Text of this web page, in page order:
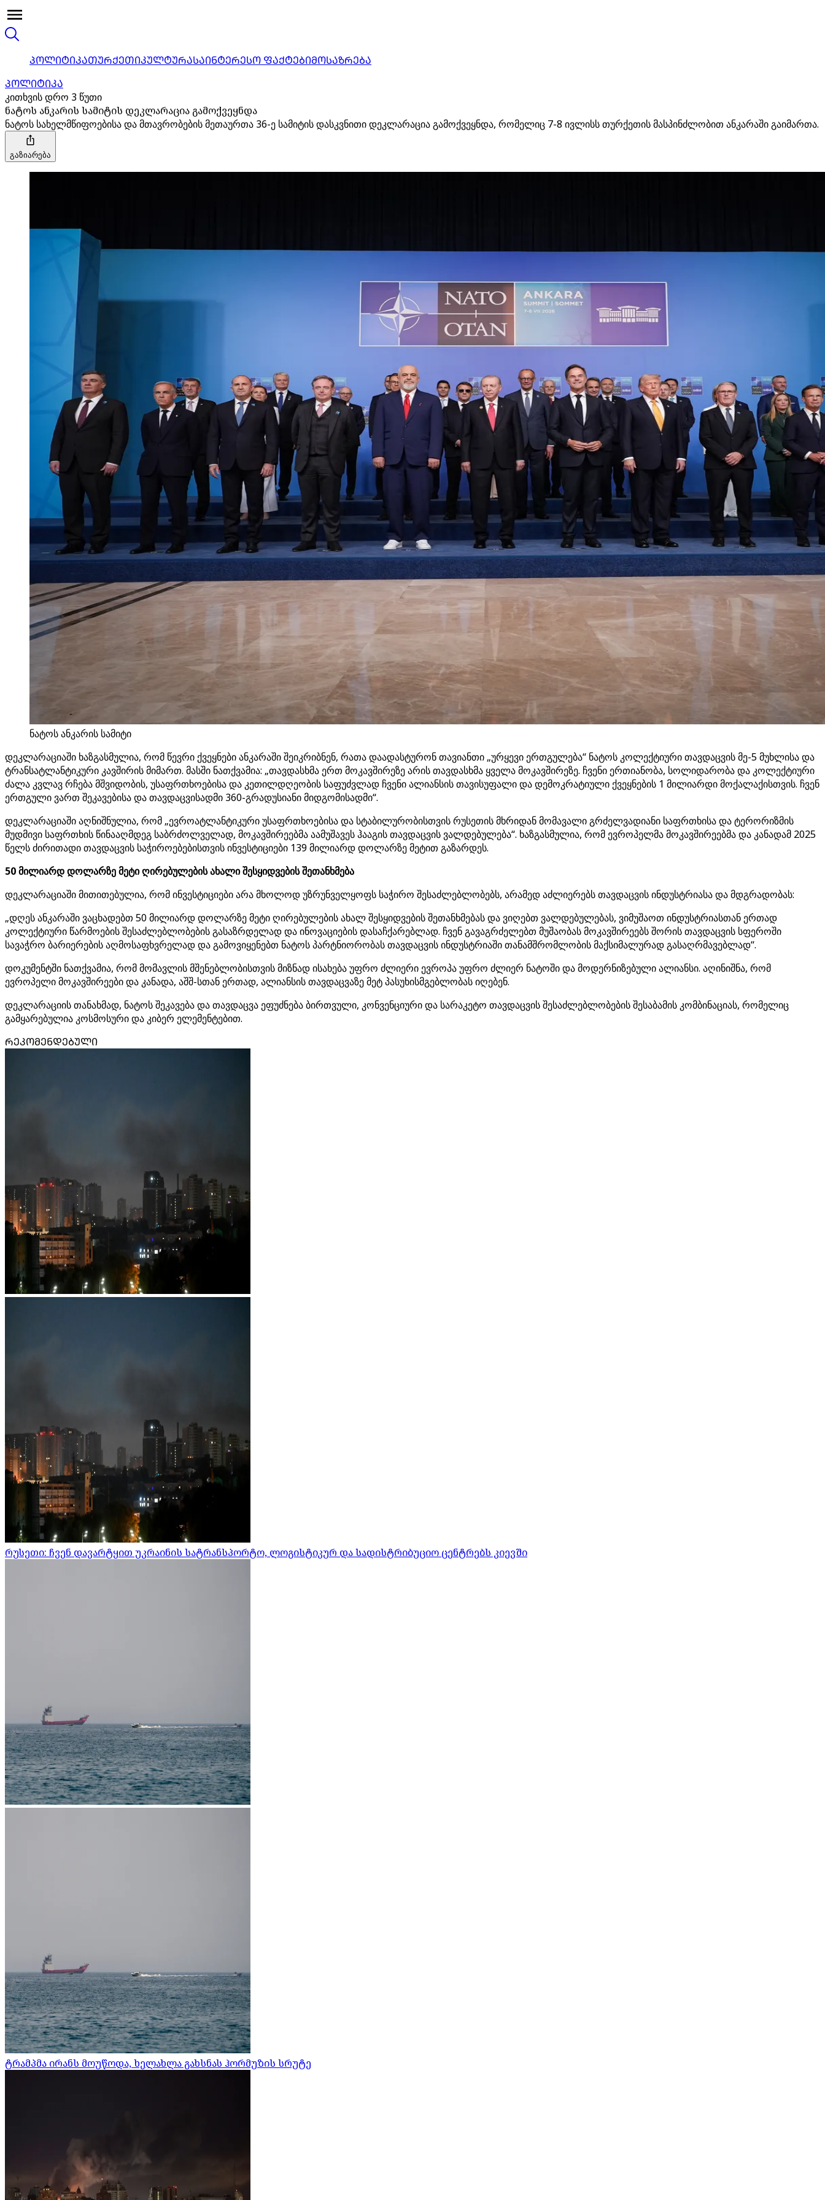
ᲞᲝᲚᲘᲢᲘᲙᲐᲗᲣᲠᲥᲔᲗᲘᲙᲣᲚᲢᲣᲠᲐᲡᲐᲘᲜᲢᲔᲠᲔᲡᲝ ᲤᲐᲥᲢᲔᲑᲘᲛᲝᲡᲐᲖᲠᲔᲑᲐ
ᲞᲝᲚᲘᲢᲘᲙᲐ
კითხვის დრო 3 წუთი
ნატოს ანკარის სამიტის დეკლარაცია გამოქვეყნდა
ნატოს სახელმწიფოებისა და მთავრობების მეთაურთა 36-ე სამიტის დასკვნითი დეკლარაცია გამოქვეყნდა, რომელიც 7-8 ივლისს თურქეთის მასპინძლობით ანკარაში გაიმართა.
გაზიარება
ნატოს ანკარის სამიტი
დეკლარაციაში ხაზგასმულია, რომ წევრი ქვეყნები ანკარაში შეიკრიბნენ, რათა დაადასტურონ თავიანთი „ურყევი ერთგულება“ ნატოს კოლექტიური თავდაცვის მე-5 მუხლისა და
ტრანსატლანტიკური კავშირის მიმართ. მასში ნათქვამია: „თავდასხმა ერთ მოკავშირეზე არის თავდასხმა ყველა მოკავშირეზე. ჩვენი ერთიანობა, სოლიდარობა და კოლექტიური
ძალა კვლავ რჩება მშვიდობის, უსაფრთხოებისა და კეთილდღეობის საფუძვლად ჩვენი ალიანსის თავისუფალი და დემოკრატიული ქვეყნების 1 მილიარდი მოქალაქისთვის. ჩვენ
ერთგული ვართ შეკავებისა და თავდაცვისადმი 360-გრადუსიანი მიდგომისადმი“.
დეკლარაციაში აღნიშნულია, რომ „ევროატლანტიკური უსაფრთხოებისა და სტაბილურობისთვის რუსეთის მხრიდან მომავალი გრძელვადიანი საფრთხისა და ტერორიზმის
მუდმივი საფრთხის წინააღმდეგ საბრძოლველად, მოკავშირეებმა აამუშავეს ჰააგის თავდაცვის ვალდებულება“. ხაზგასმულია, რომ ევროპელმა მოკავშირეებმა და კანადამ 2025
წელს ძირითადი თავდაცვის საჭიროებებისთვის ინვესტიციები 139 მილიარდ დოლარზე მეტით გაზარდეს.
50 მილიარდ დოლარზე მეტი ღირებულების ახალი შესყიდვების შეთანხმება
დეკლარაციაში მითითებულია, რომ ინვესტიციები არა მხოლოდ უზრუნველყოფს საჭირო შესაძლებლობებს, არამედ აძლიერებს თავდაცვის ინდუსტრიასა და მდგრადობას:
„დღეს ანკარაში ვაცხადებთ 50 მილიარდ დოლარზე მეტი ღირებულების ახალ შესყიდვების შეთანხმებას და ვიღებთ ვალდებულებას, ვიმუშაოთ ინდუსტრიასთან ერთად
კოლექტიური წარმოების შესაძლებლობების გასაზრდელად და ინოვაციების დასაჩქარებლად. ჩვენ გავაგრძელებთ მუშაობას მოკავშირეებს შორის თავდაცვის სფეროში
სავაჭრო ბარიერების აღმოსაფხვრელად და გამოვიყენებთ ნატოს პარტნიორობას თავდაცვის ინდუსტრიაში თანამშრომლობის მაქსიმალურად გასაღრმავებლად“.
დოკუმენტში ნათქვამია, რომ მომავლის მშენებლობისთვის მიზნად ისახება უფრო ძლიერი ევროპა უფრო ძლიერ ნატოში და მოდერნიზებული ალიანსი. აღინიშნა, რომ
ევროპელი მოკავშირეები და კანადა, აშშ-სთან ერთად, ალიანსის თავდაცვაზე მეტ პასუხისმგებლობას იღებენ.
დეკლარაციის თანახმად, ნატოს შეკავება და თავდაცვა ეფუძნება ბირთვული, კონვენციური და სარაკეტო თავდაცვის შესაძლებლობების შესაბამის კომბინაციას, რომელიც
გამყარებულია კოსმოსური და კიბერ ელემენტებით.
ᲠᲔᲙᲝᲛᲔᲜᲓᲔᲑᲣᲚᲘ
რუსეთი: ჩვენ დავარტყით უკრაინის სატრანსპორტო, ლოგისტიკურ და სადისტრიბუციო ცენტრებს კიევში
ტრამპმა ირანს მოუწოდა, ხელახლა გახსნას ჰორმუზის სრუტე